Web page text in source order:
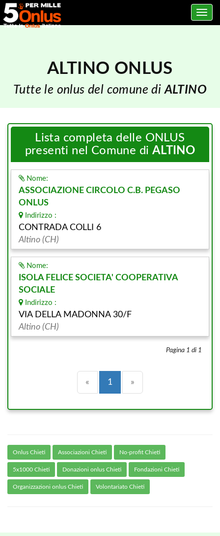
Toggle
ALTINO ONLUS
Tutte le onlus del comune diALTINO
Lista completa delle ONLUS
presenti nel Comune di ALTINO
Nome:
ASSOCIAZIONE CIRCOLO C.B. PEGASO
ONLUS
Indirizzo :
CONTRADA COLLI 6
Altino (CH)
Nome:
ISOLA FELICE SOCIETA' COOPERATIVA
SOCIALE
Indirizzo :
VIA DELLA MADONNA 30/F
Altino (CH)
Pagina 1 di 1
« Precedente
1 (current)
»
Onlus Chieti Associazioni Chieti No-profit Chieti
5x1000 Chieti Donazioni onlus Chieti Fondazioni Chieti
Organizzazioni onlus Chieti Volontariato Chieti